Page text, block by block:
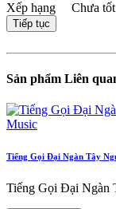
Xếp hạng Chưa tốt
Tiếp tục
Sản phẩm Liên
Tiếng Gọi Đại Ngàn Tây
Tiếng Gọi Đại Ngàn